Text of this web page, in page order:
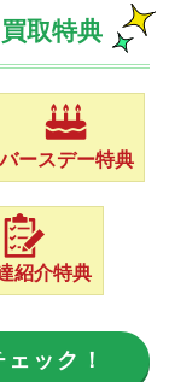
取特典
ースデー特典
紹介特典
ック！